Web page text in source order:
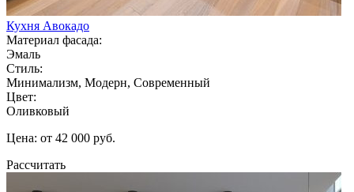
Кухня Авокадо
Материал фасада:
Эмаль
Стиль:
Минимализм, Модерн, Современный
Цвет:
Оливковый
Цена: от 42 000 руб.
Рассчитать